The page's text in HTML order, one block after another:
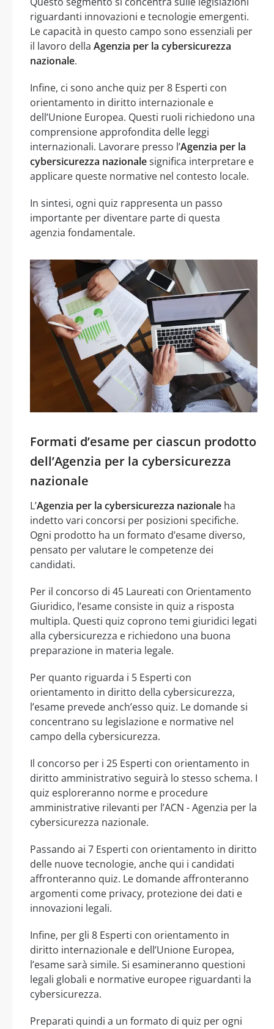
riguardanti innovazioni e tecnologie emergenti.
Le capacità in questo campo sono essenziali per
il lavoro della Agenzia per la cybersicurezza
nazionale.
Infine, ci sono anche quiz per 8 Esperti con
orientamento in diritto internazionale e
dell’Unione Europea. Questi ruoli richiedono una
comprensione approfondita delle leggi
internazionali. Lavorare presso l’Agenzia per la
cybersicurezza nazionalesignifica interpretare e
applicare queste normative nel contesto locale.
In sintesi, ogni quiz rappresenta un passo
importante per diventare parte di questa
agenzia fondamentale.
Formati d’esame per ciascun prodotto
dell’Agenzia per la cybersicurezza
nazionale
L’Agenzia per la cybersicurezza nazionale ha
indetto vari concorsi per posizioni specifiche.
Ogni prodotto ha un formato d’esame diverso,
pensato per valutare le competenze dei
candidati.
Per il concorso di 45 Laureati con Orientamento
Giuridico, l’esame consiste in quiz a risposta
multipla. Questi quiz coprono temi giuridici legati
alla cybersicurezza e richiedono una buona
preparazione in materia legale.
Per quanto riguarda i 5 Esperti con
orientamento in diritto della cybersicurezza,
l’esame prevede anch’esso quiz. Le domande si
concentrano su legislazione e normative nel
campo della cybersicurezza.
Il concorso per i 25 Esperti con orientamento in
diritto amministrativo seguirà lo stesso schema. I
quiz esploreranno norme e procedure
amministrative rilevanti per l’ACN - Agenzia per la
cybersicurezza nazionale.
Passando ai 7 Esperti con orientamento in diritto
delle nuove tecnologie, anche qui i candidati
affronteranno quiz. Le domande affronteranno
argomenti come privacy, protezione dei dati e
innovazioni legali.
Infine, per gli 8 Esperti con orientamento in
diritto internazionale e dell’Unione Europea,
l’esame sarà simile. Si esamineranno questioni
legali globali e normative europee riguardanti la
cybersicurezza.
Preparati quindi a un formato di quiz per ogni